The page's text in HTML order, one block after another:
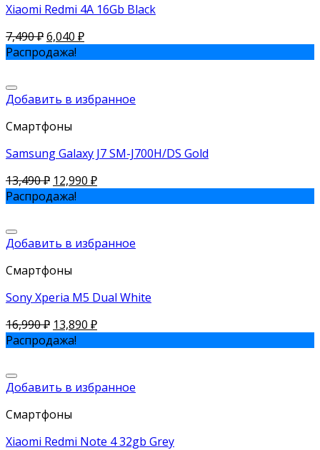
Xiaomi Redmi 4A 16Gb Black
7,490₽6,040 ₽
Распродажа!
Добавить в избранное
Смартфоны
Samsung Galaxy J7 SM-J700H/DS Gold
13,490₽ 12,990 ₽
Распродажа!
Добавить в избранное
Смартфоны
Sony Xperia M5 Dual White
16,990₽ 13,890 ₽
Распродажа!
Добавить в избранное
Смартфоны
Xiaomi Redmi Note 4 32gb Grey